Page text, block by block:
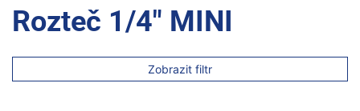
Rozteč 1/4" MINI
Zobrazit filtr